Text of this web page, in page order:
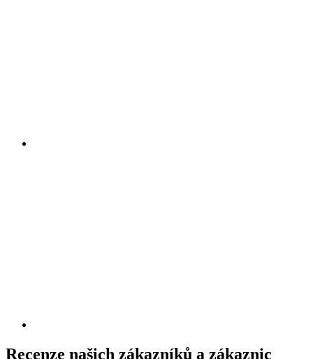
Recenze našich zákazníků a zákaznic